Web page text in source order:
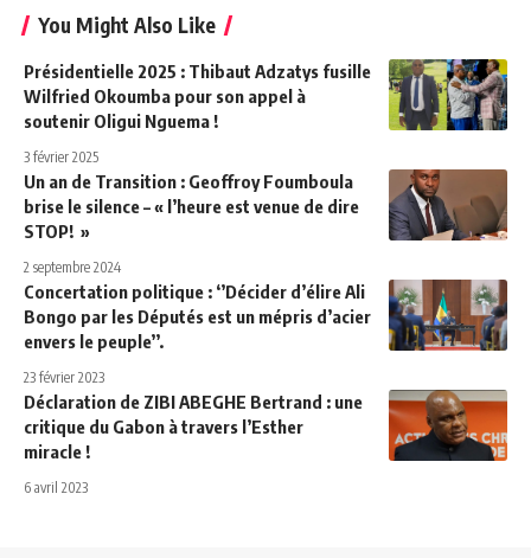
You Might Also Like
Présidentielle 2025 : Thibaut Adzatys fusille
Wilfried Okoumba pour son appel à
soutenir Oligui Nguema !
3 février 2025
Un an de Transition : Geoffroy Foumboula
brise le silence – « l’heure est venue de dire
STOP! »
2 septembre 2024
Concertation politique : ‘’Décider d’élire Ali
Bongo par les Députés est un mépris d’acier
envers le peuple’’.
23 février 2023
Déclaration de ZIBI ABEGHE Bertrand : une
critique du Gabon à travers l’Esther
miracle !
6 avril 2023